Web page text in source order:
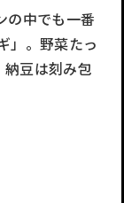
の中でも一番
」。野菜たっ
豆は刻み包